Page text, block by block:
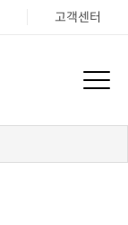
고객센터